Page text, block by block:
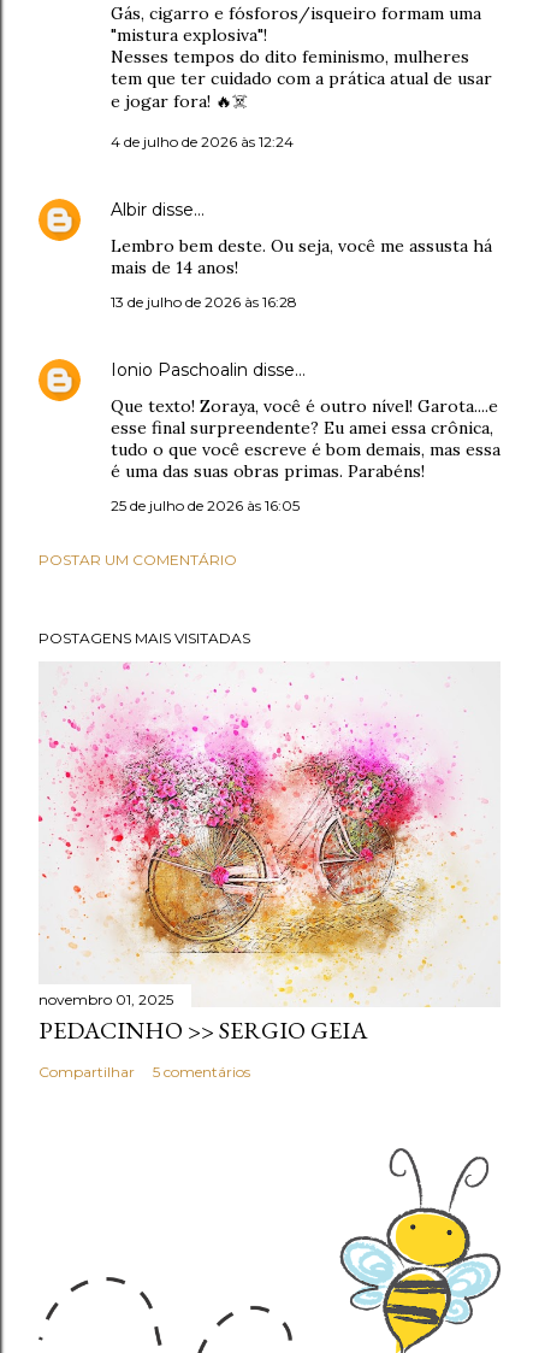
Gás, cigarro e fósforos/isqueiro formam uma
"mistura explosiva"!
Nesses tempos do dito feminismo, mulheres
tem que ter cuidado com a prática atual de usar
e jogar fora! 🔥☠️
4 de julho de 2026 às 12:24
Albir disse…
Lembro bem deste. Ou seja, você me assusta há
mais de 14 anos!
13 de julho de 2026 às 16:28
Ionio Paschoalin disse…
Que texto! Zoraya, você é outro nível! Garota....e
esse final surpreendente? Eu amei essa crônica,
tudo o que você escreve é bom demais, mas essa
é uma das suas obras primas. Parabéns!
25 de julho de 2026 às 16:05
POSTAR UM COMENTÁRIO
POSTAGENS MAIS VISITADAS
novembro 01, 2025
PEDACINHO >> SERGIO GEIA
Compartilhar 5 comentários